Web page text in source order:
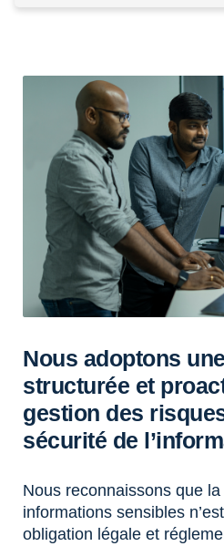
Nous adoptons
structurée et
gestion des
sécurité de
Nous reconnaissons que
informations sensibles
obligation légale et